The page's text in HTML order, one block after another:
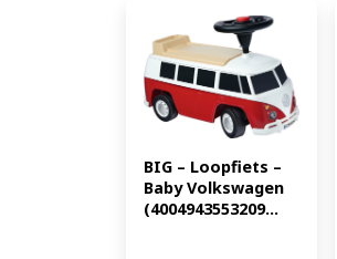
BIG – Loopfiets –
Baby Volkswagen
(4004943553209...